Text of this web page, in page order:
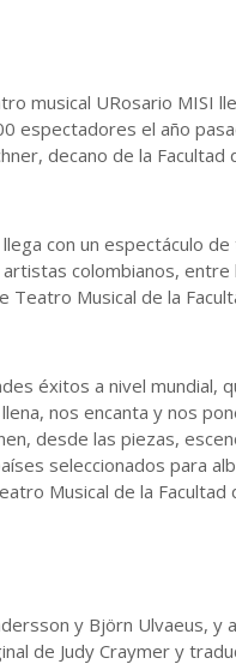
musical URosario MISI
espectadores el año
decano de la
con un espectáculo
colombianos,
Musical de la
éxitos a nivel mundial,
nos encanta y nos
desde las piezas,
seleccionados para
Musical de la Facultad
y Björn Ulvaeus, y
de Judy Craymer y